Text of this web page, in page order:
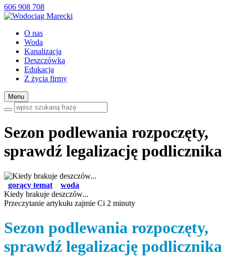
606 908 708
O nas
Woda
Kanalizacja
Deszczówka
Edukacja
Z życia firmy
Menu
Sezon podlewania rozpoczęty,
sprawdź legalizację podlicznika
gorący temat
woda
Kiedy brakuje deszczów...
Przeczytanie artykułu zajmie Ci 2 minuty
Sezon podlewania rozpoczęty,
sprawdź legalizację podlicznika